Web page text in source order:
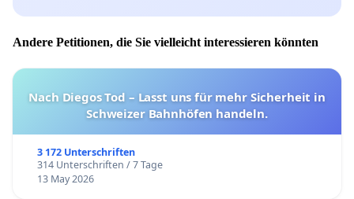
Andere Petitionen, die Sie vielleicht interessieren könnten
Nach Diegos Tod – Lasst uns für mehr Sicherheit in
Schweizer Bahnhöfen handeln.
3 172 Unterschriften
314 Unterschriften / 7 Tage
13 May 2026